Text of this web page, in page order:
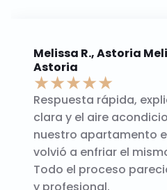
Melissa R., Astoria
Astoria
★★★★★
Respuesta rápida,
clara y el aire
nuestro apartamento
volvió a enfriar el
Todo el proceso